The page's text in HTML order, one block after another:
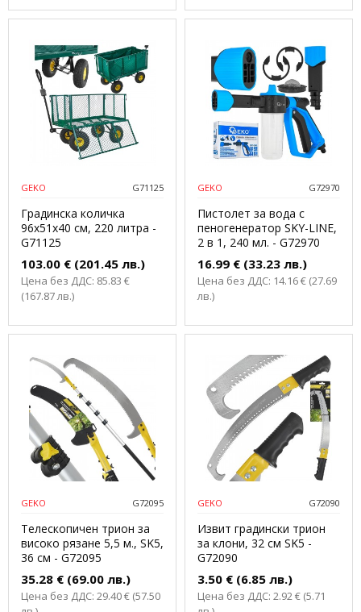
GEKO G71125
Градинска количка
96x51x40 см, 220 литра -
G71125
103.00 € (201.45 лв.)
Цена без ДДС: 85.83 €
(167.87 лв.)
GEKO G72970
Пистолет за вода с
пеногенератор SKY-LINE,
2 в 1, 240 мл. - G72970
16.99 € (33.23 лв.)
Цена без ДДС: 14.16 € (27.69
лв.)
GEKO G72095
Телескопичен трион за
високо рязане 5,5 м., SK5,
36 см - G72095
35.28 € (69.00 лв.)
Цена без ДДС: 29.40 € (57.50
GEKO G72090
Извит градински трион
за клони, 32 см SK5 -
G72090
3.50 € (6.85 лв.)
Цена без ДДС: 2.92 € (5.71